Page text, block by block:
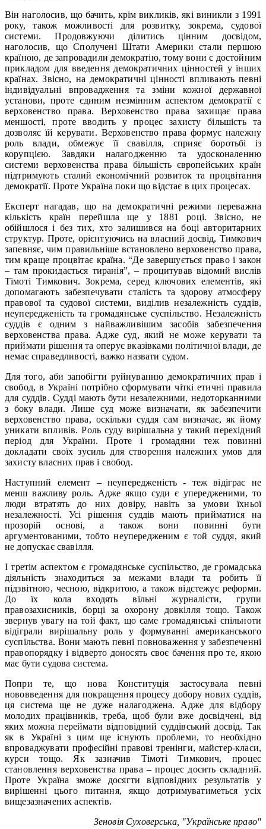
Він наголосив, що бачить, крім викликів, які виникли з 1991
року, також можливості для розвитку, зокрема, судової
системи. Продовжуючи ділитись цінним досвідом,
наголосив, що Сполучені Штати Америки стали першою
країною, де запровадили демократію, тому вони є достойним
прикладом для введення демократичних цінностей у інших
країнах. Звісно, на демократичні цінності впливають певні
індивідуальні впровадження та зміни кожної державної
установи, проте єдиним незмінним аспектом демократії є
верховенство права. Верховенство права захищає права
меншості, проте вводить у процес захисту більшість та
дозволяє їй керувати. Верховенство права формує належну
роль влади, обмежує її свавілля, сприяє боротьбі із
корупцією. Завдяки налагодженню та удосконаленню
системи верховенства права більшість європейських країн
підтримують сталий економічний розвиток та процвітання
демократії. Проте Україна поки що відстає в цих процесах.
Експерт нагадав, що на демократичні режими переважна
кількість країн перейшла ще у 1881 році. Звісно, не
обійшлося і без тих, хто залишився на боці авторитарних
структур. Проте, орієнтуючись на власний досвід, Тимкович
запевняє, чим правильніше встановлено верховенство права,
тим краще процвітає країна. “Де завершується право і закон
– там прокидається тиранія”, – процитував відомий вислів
Тімоті Тимкович. Зокрема, серед ключових елементів, які
допомагають забезпечувати сталість та здорову атмосферу
правової та судової системи, виділив незалежність суддів,
неупередженість та громадянське суспільство. Незалежність
суддів є одним з найважливішим засобів забезпечення
верховенства права. Адже суд, який не може керувати та
приймати рішення та оперує вказівками політичної влади, де
немає справедливості, важко назвати судом.
Для того, аби запобігти руйнуванню демократичних прав і
свобод, в Україні потрібно сформувати чіткі етичні правила
для суддів. Судді мають бути незалежними, недоторканними
з боку влади. Лише суд може визначати, як забезпечити
верховенство права, оскільки суддя сам визначає, як йому
уникати впливів. Роль суду вирішальна у такий перехідний
період для України. Проте і громадяни теж повинні
докладати своїх зусиль для створення належних умов для
захисту власних прав і свобод.
Наступний елемент – неупередженість - теж відіграє не
менш важливу роль. Адже якщо суди є упередженими, то
люди втратять до них довіру, навіть за умови їхньої
незалежності. Усі рішення суддів мають прийматися на
прозорій основі, а також вони повинні бути
аргументованими, тобто неупередженим є той суддя, який
не допускає свавілля.
І третім аспектом є громадянське суспільство, де громадська
діяльність знаходиться за межами влади та робить її
підзвітною, чесною, відкритою, а також відстежує реформи.
До їх кола входять вільні журналісти, групи
правозахисників, борці за охорону довкілля тощо. Також
звернув увагу на той факт, що саме громадянські спільноти
відіграли вирішальну роль у формуванні американського
суспільства. Вони мають певні повноваження у забезпеченні
правопорядку і відверто доносять своє бачення про те, якою
має бути судова система.
Попри те, що нова Конституція застосувала певні
нововведення для покращення процесу добору нових суддів,
ця система ще не дуже налагоджена. Адже для відбору
молодих працівників, треба, щоб були вже досвідчені, від
яких можна переймати відповідний суддівський досвід. Так
як в Україні з цим ще існують проблеми, то необхідно
впроваджувати професійні правові тренінги, майстер-класи,
курси тощо. Як зазначив Тімоті Тимкович, процес
становлення верховенства права – процес досить складний.
Проте Україна зможе досягти відповідних результатів у
вирішенні цього питання, якщо дотримуватиметься усіх
вищезазначених аспектів.
Зеновія Суховерська, "Українське право"